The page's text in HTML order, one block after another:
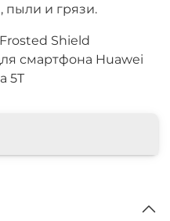
пыли и грязи.
Shield
смартфона Huawei
5T